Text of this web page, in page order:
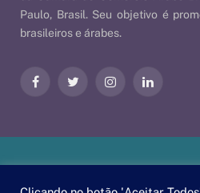
Paulo, Brasil. Seu objetivo é
brasileiros e árabes.
FacebookTwitter InstagramLinkedIn